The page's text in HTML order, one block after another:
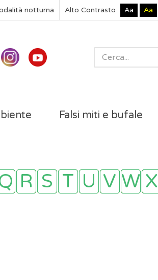
notturna Alto Contrasto Aa Aa
Falsi miti e bufale